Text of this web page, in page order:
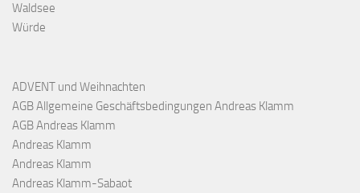
Waldsee
Würde
ADVENT und Weihnachten
AGB Allgemeine Geschäftsbedingungen Andreas Klamm
AGB Andreas Klamm
Andreas Klamm
Andreas Klamm
Andreas Klamm-Sabaot